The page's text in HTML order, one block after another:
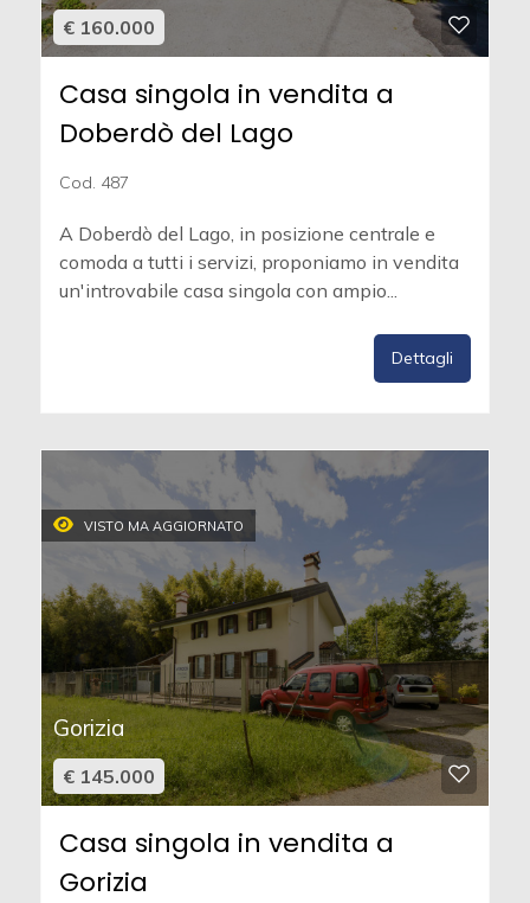
€ 160.000
Casa singola in vendita a
Doberdò del Lago
Cod. 487
A Doberdò del Lago, in posizione centrale e
comoda a tutti i servizi, proponiamo in vendita
un'introvabile casa singola con ampio...
Dettagli
VISTO MA AGGIORNATO
Gorizia
€ 145.000
Casa singola in vendita a
Gorizia